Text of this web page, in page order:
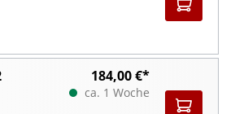
184,00 €*
ca. 1 Woche